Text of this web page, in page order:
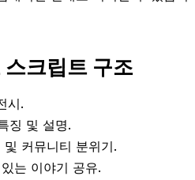
크립트 구조
시.
징 및 설명.
커뮤니티 분위기.
는 이야기 공유.